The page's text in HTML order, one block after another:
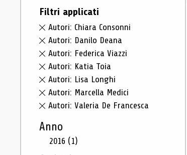
Filtri applicati
Autori: Chiara Consonni
Autori: Danilo Deana
Autori: Federica Viazzi
Autori: Katia Toia
Autori: Lisa Longhi
Autori: Marcella Medici
Autori: Valeria De Francesca
Anno
2016 (1)